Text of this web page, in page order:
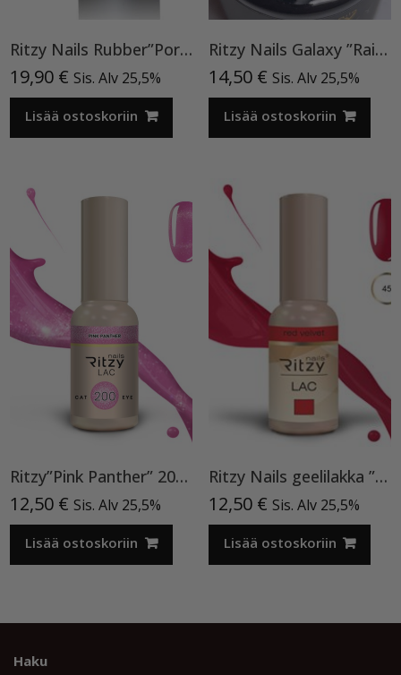
Ritzy Nails Rubber”Porcelain Beige” 04,15ml
19,90 € Sis. Alv 25,5%
Lisää ostoskoriin
Ritzy Nails Galaxy ”Rainbow” 8ml
14,50 € Sis. Alv 25,5%
Lisää ostoskoriin
Ritzy”Pink Panther” 200, Cat Eye
12,50 € Sis. Alv 25,5%
Lisää ostoskoriin
Ritzy Nails geelilakka ”Red Velvet” 45 TPO vapaa, 9 ml
12,50 € Sis. Alv 25,5%
Lisää ostoskoriin
Haku